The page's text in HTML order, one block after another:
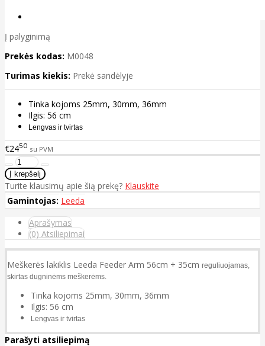
Į palyginimą
Prekės kodas: M0048
Turimas kiekis: Prekė sandėlyje
Tinka kojoms 25mm, 30mm, 36mm
Ilgis: 56 cm
Lengvas ir tvirtas
€2450 su PVM
Turite klausimų apie šią prekę? Klauskite
Gamintojas: Leeda
Aprašymas
(0) Atsiliepimai
Meškerės lakiklis Leeda Feeder Arm 56cm + 35cm reguliuojamas,
skirtas dugninėms meškerėms.
Tinka kojoms 25mm, 30mm, 36mm
Ilgis: 56 cm
Lengvas ir tvirtas
Parašyti atsiliepimą